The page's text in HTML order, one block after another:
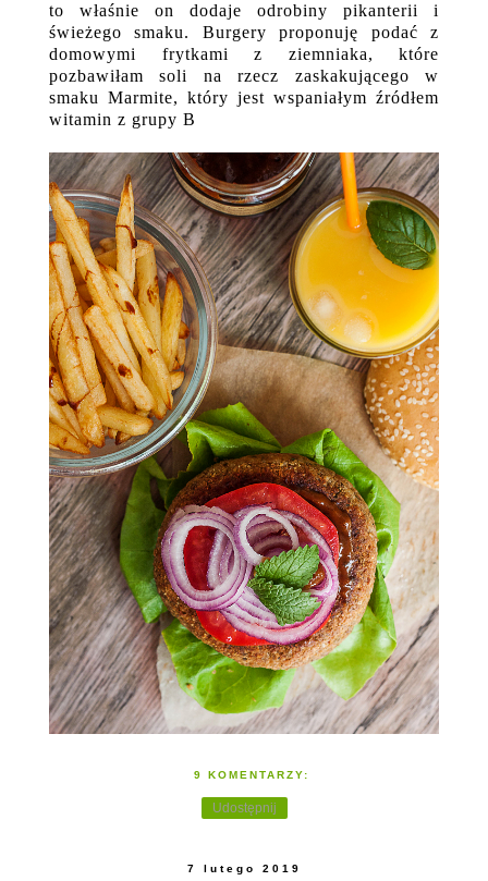
to właśnie on dodaje odrobiny pikanterii i
świeżego smaku. Burgery proponuję podać z
domowymi frytkami z ziemniaka, które
pozbawiłam soli na rzecz zaskakującego w
smaku Marmite, który jest wspaniałym źródłem
witamin z grupy B
9 KOMENTARZY:
Udostępnij
7 lutego 2019